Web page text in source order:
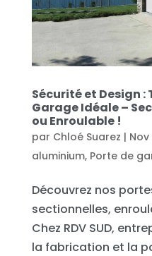
Sécurité et Design :
Garage Idéale –
ou Enroulable !
par Chloé Suarez | Nov
aluminium, Porte de
Découvrez nos
sectionnelles,
Chez RDV SUD,
la fabrication et la